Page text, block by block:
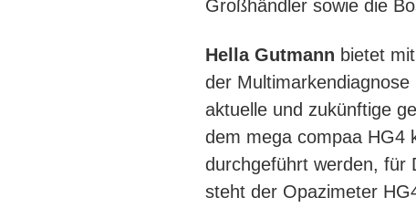
Großhändler sowie die
Hella Gutmann bietet
der
aktuelle und zukünftige
dem mega compaa HG4
durchgeführt werden, für
steht der Opazimeter